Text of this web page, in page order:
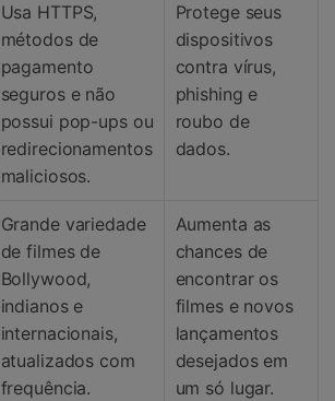
Usa HTTPS,
métodos de
pagamento
seguros e não
possui pop-ups ou
redirecionamentos
maliciosos.
Protege seus
dispositivos
contra vírus,
phishing e
roubo de
dados.
Grande variedade
de filmes de
Bollywood,
indianos e
internacionais,
atualizados com
frequência.
Aumenta as
chances de
encontrar os
filmes e novos
lançamentos
desejados em
um só lugar.